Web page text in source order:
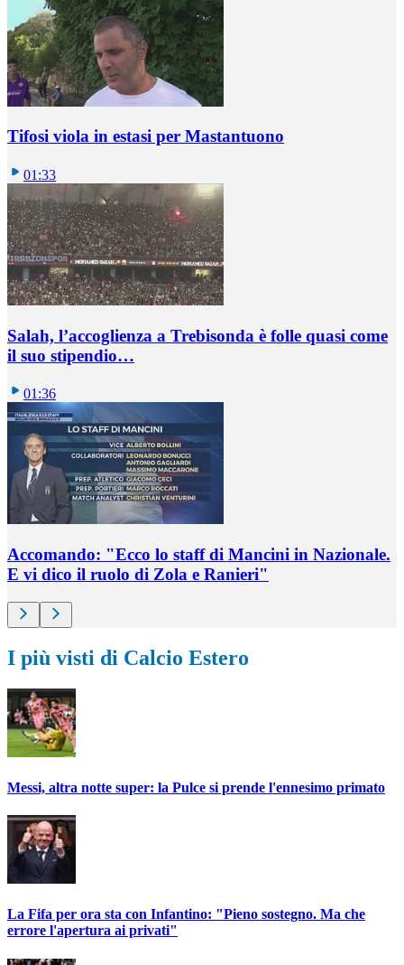
Tifosi viola in estasi per Mastantuono
01:33
Salah, l’accoglienza a Trebisonda è folle quasi come
il suo stipendio…
01:36
Accomando: "Ecco lo staff di Mancini in Nazionale.
E vi dico il ruolo di Zola e Ranieri"
I più visti di Calcio Estero
Messi, altra notte super: la Pulce si prende l'ennesimo primato
La Fifa per ora sta con Infantino: "Pieno sostegno. Ma che
errore l'apertura ai privati"